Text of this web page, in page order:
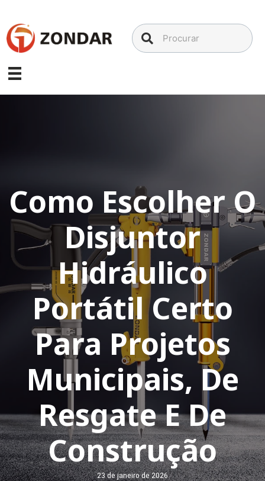
conteúdo
Como Escolher O
Disjuntor
Hidráulico
Portátil Certo
Para Projetos
Municipais, De
Resgate E De
Construção
23 de janeiro de 2026